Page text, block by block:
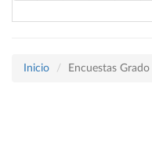
Inicio Encuestas